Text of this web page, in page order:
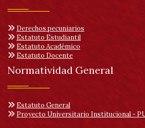
Derechos pecuniarios
Estatuto Estudiantil
Estatuto Académico
Estatuto Docente
Normatividad General
Estatuto General
Proyecto Universitario Institucional -